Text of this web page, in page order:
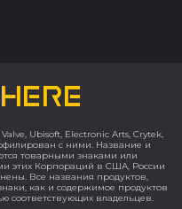
ключом
к нашему
на нём
БЕЗ
Ubisoft, Electronic Arts, Crytek,
с ними. Название и
товарными знаками или
этих Корпораций в США, России
Все названия продуктов,
как и содержимое продуктов
соответствующих владельцев.